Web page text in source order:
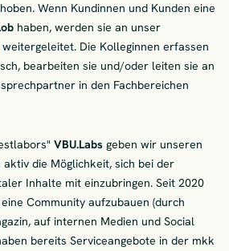
Wenn Kundinnen und Kunden eine
haben, werden sie an unser
weitergeleitet. Die Kolleginnen erfassen
bearbeiten sie und/oder leiten sie an
in den Fachbereichen
VBU.Labs geben wir unseren
aktiv die Möglichkeit, sich bei der
Inhalte mit einzubringen. Seit 2020
Community aufzubauen (durch
auf internen Medien und Social
bereits Serviceangebote in der mkk